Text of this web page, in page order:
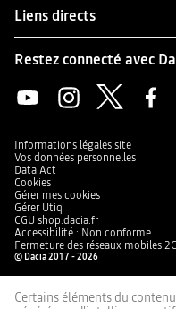
Liens directs
Restez connecté avec
Informations légales site
Vos données personnelles
Data Act
Cookies
Gérer mes cookies
Gérer Utiq
CGU shop.dacia.fr
Accessibilité : Non conforme
Fermeture des réseaux mobiles
© Dacia 2017 - 2026
Certains éléments du